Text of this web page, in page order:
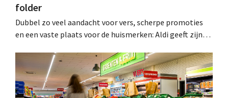
folder
Dubbel zo veel aandacht voor vers, scherpe promoties
en een vaste plaats voor de huismerken: Aldi geeft zijn
make-over. .